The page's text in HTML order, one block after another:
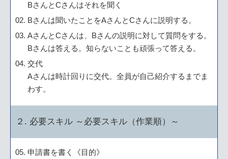
BさんとCさんはそれを聞く
Bさんは聞いたことをAさんとCさんに説明する。
AさんとCさんは、Bさんの説明に対して質問をする。
Bさんは答える。知らないことも頑張って答える。
交代
Aさんは時計回りに交代。全員が自己紹介するまでま
わす。
２. 必要スキル ～必要スキル（作業順）～
申請書を書く《目的》